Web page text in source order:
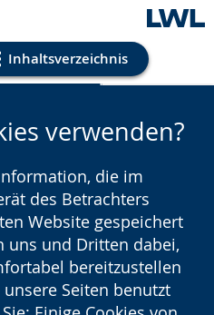
Inhaltsverzeichnis
verwenden?
die im
des Betrachters
Website gespeichert
uns und Dritten dabei,
bereitzustellen
Seiten benutzt